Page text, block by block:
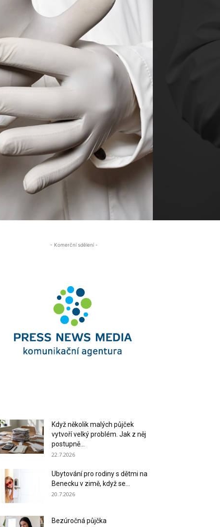
- Komerční sdělení -
Když několik malých půjček
vytvoří velký problém. Jak z něj
postupně...
22.7.2026
Ubytování pro rodiny s dětmi na
Benecku v zimě, když se...
20.7.2026
Bezúročná půjčka